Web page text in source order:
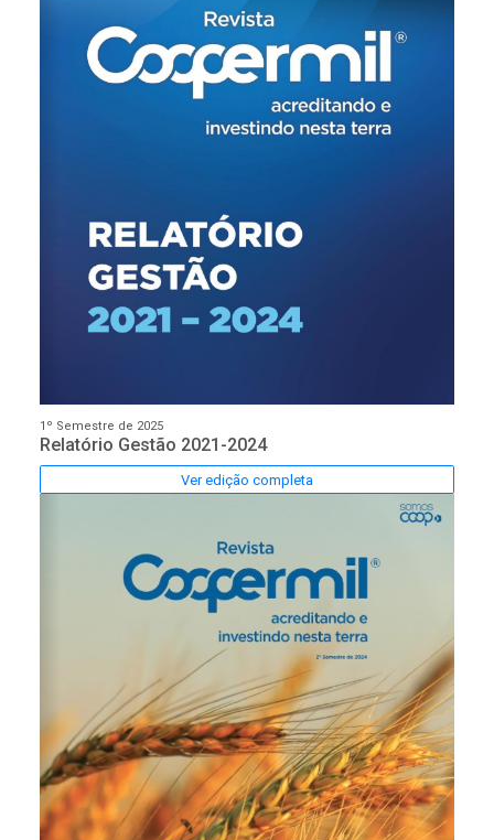
1º Semestre de 2025
Relatório Gestão 2021-2024
Ver edição completa